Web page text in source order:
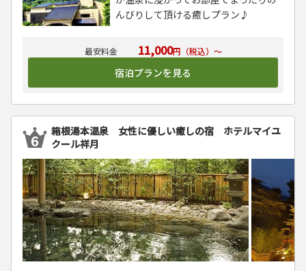
11,000円（税込）～
宿泊プランを見る
んびりして頂ける癒しプラン♪
箱根湯本温泉 女性に優しい癒しの宿 ホテルマイユ
クール祥月